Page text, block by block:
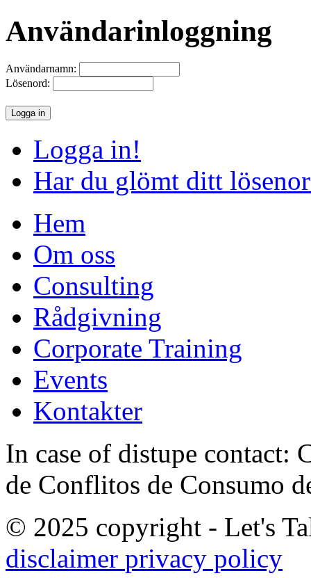
Användarinloggning
Användarnamn:
Lösenord:
Logga in!
Har du glömt ditt
Hem
Om oss
Consulting
Rådgivning
Corporate Training
Events
Kontakter
In case of distupe contact:
de Conflitos de Consumo
© 2025 copyright - Let's
disclaimer privacy policy